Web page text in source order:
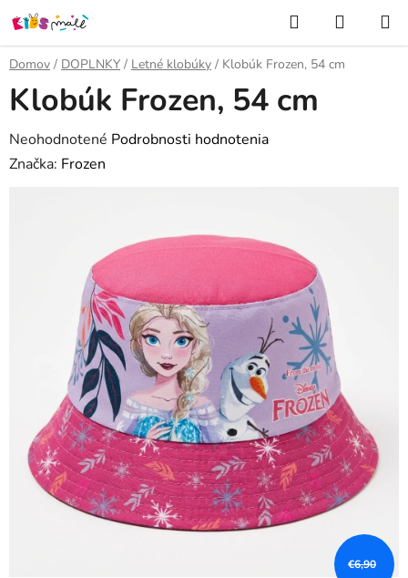
Prejsť
na
obsah
Hľadať
KOŠÍK
Domov / DOPLNKY / Letné klobúky / Klobúk Frozen, 54 cm
Klobúk Frozen, 54 cm
Priemerné
hodnotenie
hviezdičiek.
Neohodnotené Podrobnosti hodnotenia
Značka: Frozen
€6,90